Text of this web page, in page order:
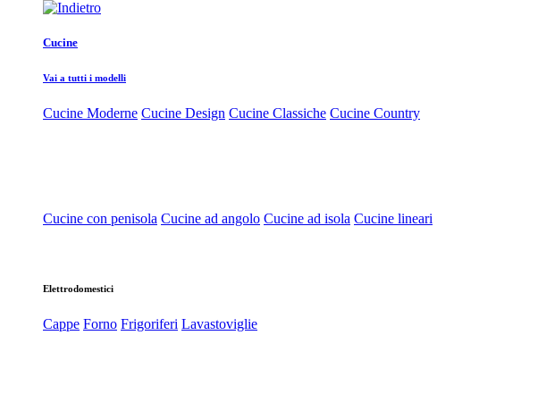
Cucine
Vai a tutti i modelli
Cucine Moderne Cucine Design Cucine Classiche Cucine Country
Cucine con penisola Cucine ad angolo Cucine ad isola Cucine lineari
Elettrodomestici
Cappe Forno Frigoriferi Lavastoviglie